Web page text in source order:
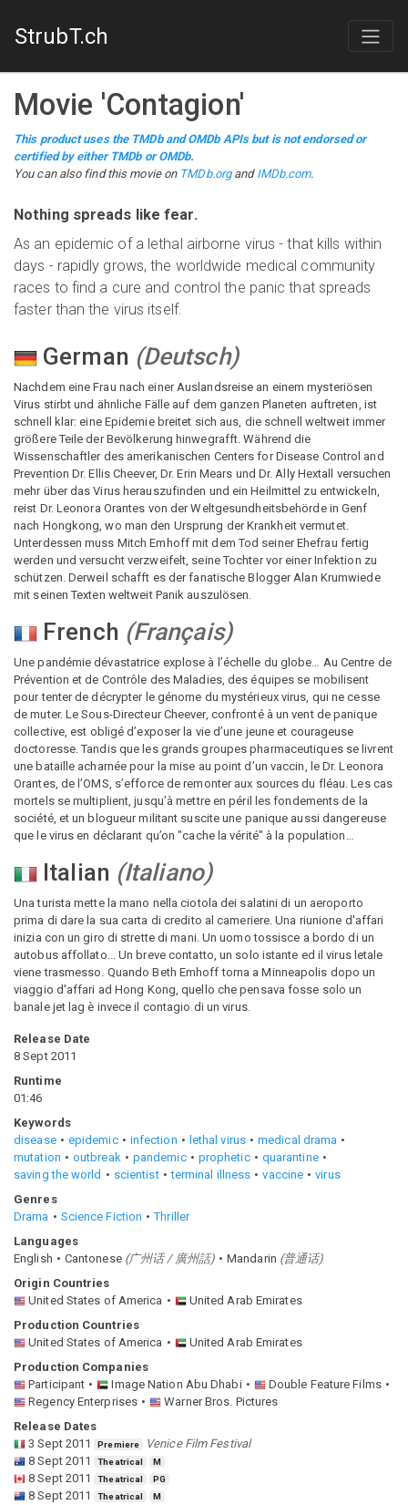
StrubT.ch
Movie 'Contagion'
This product uses the TMDb and OMDb APIs but is not endorsed or
certified by either TMDb or OMDb.
You can also find this movieon TMDb.organd IMDb.com.
Nothing spreads like fear.
As an epidemic of a lethal airborne virus - that kills within
days - rapidly grows, the worldwide medical community
races to find a cure and control the panic that spreads
faster than the virus itself.
German (Deutsch)
Nachdem eine Frau nach einer Auslandsreise an einem mysteriösen
Virus stirbt und ähnliche Fälle auf dem ganzen Planeten auftreten, ist
schnell klar: eine Epidemie breitet sich aus, die schnell weltweit immer
größere Teile der Bevölkerung hinwegrafft. Während die
Wissenschaftler des amerikanischen Centers for Disease Control and
Prevention Dr. Ellis Cheever, Dr. Erin Mears und Dr. Ally Hextall versuchen
mehr über das Virus herauszufinden und ein Heilmittel zu entwickeln,
reist Dr. Leonora Orantes von der Weltgesundheitsbehörde in Genf
nach Hongkong, wo man den Ursprung der Krankheit vermutet.
Unterdessen muss Mitch Emhoff mit dem Tod seiner Ehefrau fertig
werden und versucht verzweifelt, seine Tochter vor einer Infektion zu
schützen. Derweil schafft es der fanatische Blogger Alan Krumwiede
mit seinen Texten weltweit Panik auszulösen.
French (Français)
Une pandémie dévastatrice explose à l’échelle du globe… Au Centre de
Prévention et de Contrôle des Maladies, des équipes se mobilisent
pour tenter de décrypter le génome du mystérieux virus, qui ne cesse
de muter. Le Sous-Directeur Cheever, confronté à un vent de panique
collective, est obligé d’exposer la vie d’une jeune et courageuse
doctoresse. Tandis que les grands groupes pharmaceutiques se livrent
une bataille acharnée pour la mise au point d’un vaccin, le Dr. Leonora
Orantes, de l’OMS, s’efforce de remonter aux sources du fléau. Les cas
mortels se multiplient, jusqu’à mettre en péril les fondements de la
société, et un blogueur militant suscite une panique aussi dangereuse
que le virus en déclarant qu’on "cache la vérité" à la population…
Italian (Italiano)
Una turista mette la mano nella ciotola dei salatini di un aeroporto
prima di dare la sua carta di credito al cameriere. Una riunione d'affari
inizia con un giro di strette di mani. Un uomo tossisce a bordo di un
autobus affollato... Un breve contatto, un solo istante ed il virus letale
viene trasmesso. Quando Beth Emhoff torna a Minneapolis dopo un
viaggio d'affari ad Hong Kong, quello che pensava fosse solo un
banale jet lag è invece il contagio di un virus.
Release Date
8 Sept 2011
Runtime
01:46
Keywords
disease
epidemic infection lethal virus
medical drama
mutation
outbreak pandemic prophetic
quarantine
saving the world
scientist terminal illness vaccine
virus
Genres
Drama
Science Fiction
Thriller
Languages
English
Cantonese (广州话 / 廣州話) Mandarin (普通话)
Origin Countries
United States of America
United Arab Emirates
Production Countries
United States of America
United Arab Emirates
Production Companies
Participant
Image Nation Abu Dhabi
Double Feature Films
Regency Enterprises
Warner Bros. Pictures
Release Dates
3 Sept 2011
Premiere
Venice Film Festival
8 Sept 2011
Theatrical M
8 Sept 2011 Theatrical PG
8 Sept 2011 Theatrical M